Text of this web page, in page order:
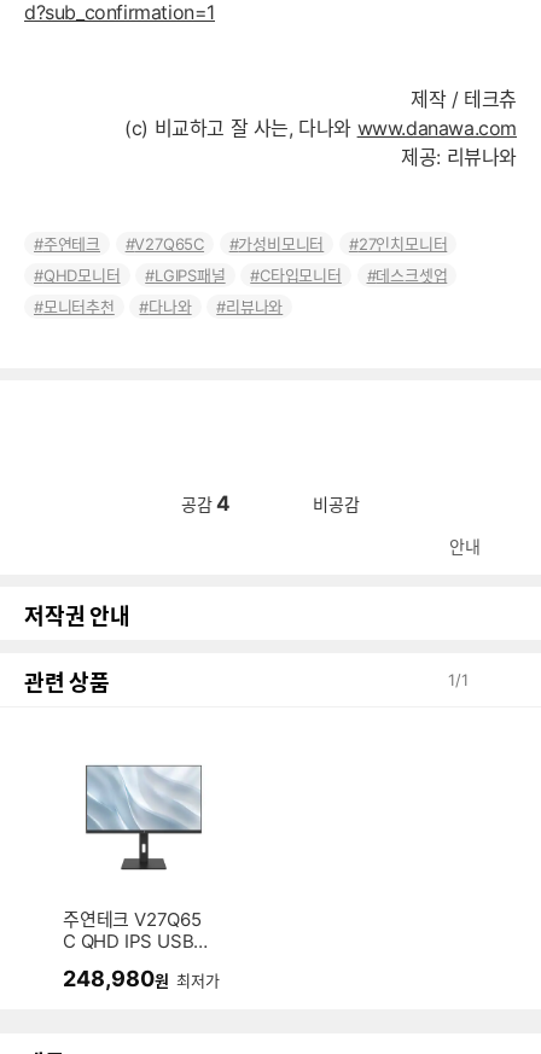
d?sub_confirmation=1
제작 / 테크츄
(c) 비교하고 잘 사는, 다나와 www.danawa.com
제공: 리뷰나와
주연테크 V27Q65C 가성비모니터
27인치모니터
QHD모니터
LGIPS패널 C타입모니터
데스크셋업
모니터추천
다나와 리뷰나와
공감 4 비공감
안내
저작권 안내
관련 상품 1/1
주연테크 V27Q65
C QHD IPS USB-
탠드 HDR 무결점
248,980원 최저가